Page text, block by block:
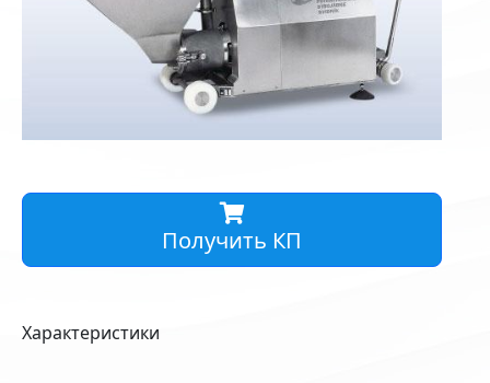
Получить КП
Характеристики